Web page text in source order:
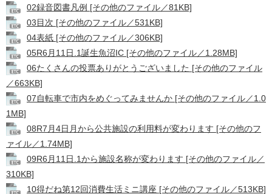
02録音図書凡例 [その他のファイル／81KB]
03目次 [その他のファイル／531KB]
04表紙 [その他のファイル／306KB]
05R6月11日.1誕生魚沼IC [その他のファイル／1.28MB]
06たくさんの投票ありがとうございました [その他のファイル
／663KB]
07自転車で市内をめぐってみませんか [その他のファイル／1.0
1MB]
08R7月4日月から公共施設の利用料が変わります [その他のフ
ァイル／1.74MB]
09R6月11日.1から施設名称が変わります [その他のファイル／
310KB]
10得だね第12回消費生活ミニ講座 [その他のファイル／513KB]